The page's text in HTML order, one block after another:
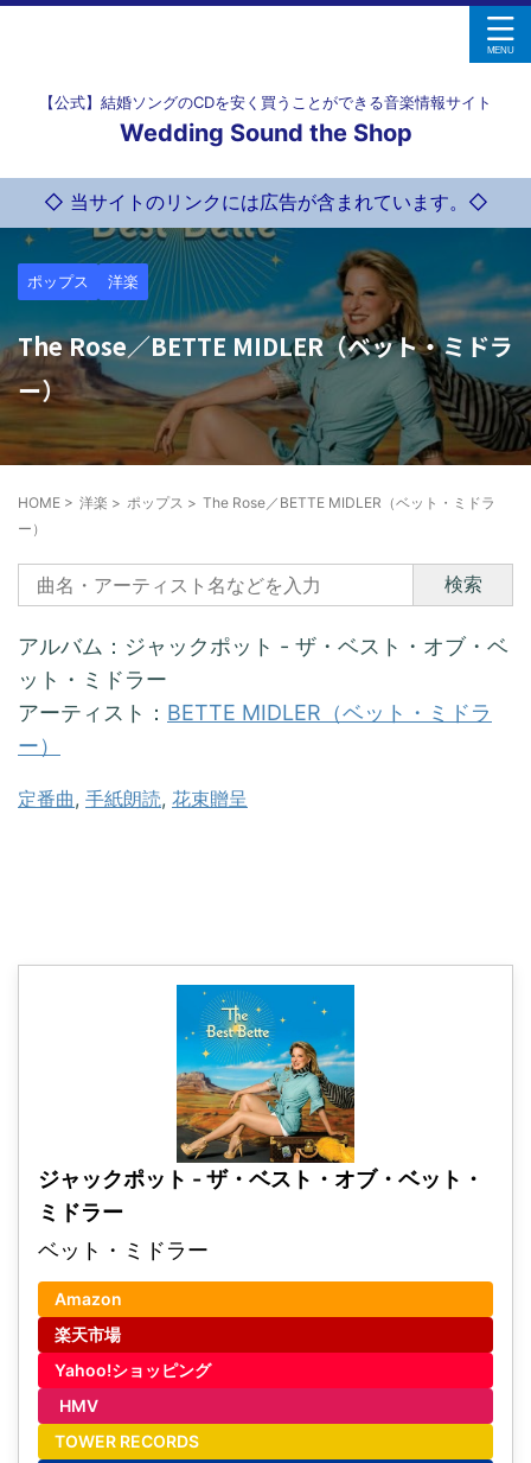
【公式】結婚ソングのCDを安く買うことができる音楽情報サイト
Wedding Sound the Shop
◇ 当サイトのリンクには広告が含まれています。◇
ポップス 洋楽
The Rose／BETTE MIDLER（ベット・ミドラ
ー）
HOME > 洋楽 > ポップス > The Rose／BETTE MIDLER（ベット・ミドラ
ー）
検索
アルバム：ジャックポット - ザ・ベスト・オブ・ベ
ット・ミドラー
アーティスト： BETTE MIDLER（ベット・ミドラ
ー）
定番曲, 手紙朗読, 花束贈呈
ジャックポット - ザ・ベスト・オブ・ベット・
ミドラー
ベット・ミドラー
Amazon
楽天市場
Yahoo!ショッピング
HMV
TOWER RECORDS